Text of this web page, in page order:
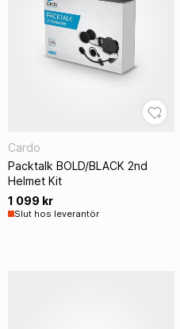
Cardo
Packtalk BOLD/BLACK 2nd
Helmet Kit
1 099 kr
Slut hos leverantör